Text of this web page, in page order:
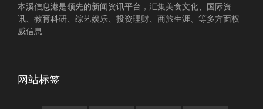
本溪信息港是领先的新闻资讯平台，汇集美食文化、国际资
讯、教育科研、综艺娱乐、投资理财、商旅生涯、等多方面权
威信息
网站标签